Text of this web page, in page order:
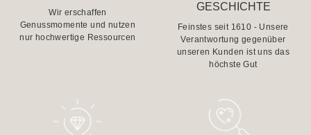
Wir erschaffen
Genussmomente und nutzen
nur hochwertige Ressourcen
GESCHICHTE
Feinstes seit 1610 - Unsere
Verantwortung gegenüber
unseren Kunden ist uns das
höchste Gut